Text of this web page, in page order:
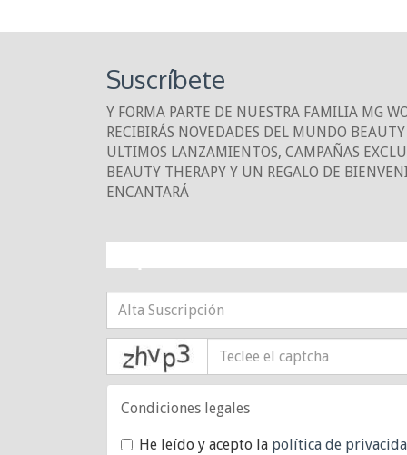
Suscríbete
Y FORMA PARTE DE NUESTRA FAMILIA MG
RECIBIRÁS NOVEDADES DEL MUNDO
ULTIMOS LANZAMIENTOS, CAMPAÑAS
BEAUTY THERAPY Y UN REGALO DE
ENCANTARÁ
captcha
Condiciones legales
He leído y acepto la política de